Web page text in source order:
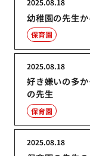
幼稚園の先生
保育園
好き嫌いの多
の先生
2025.08.18
保育園
2025.08.18